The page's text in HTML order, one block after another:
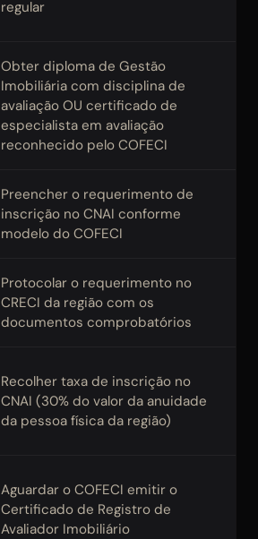
regular
Obter diploma de Gestão
Imobiliária com disciplina de
avaliação OU certificado de
especialista em avaliação
reconhecido pelo COFECI
Preencher o requerimento de
inscrição no CNAI conforme
modelo do COFECI
Protocolar o requerimento no
CRECI da região com os
documentos comprobatórios
Recolher taxa de inscrição no
CNAI (30% do valor da anuidade
da pessoa física da região)
Aguardar o COFECI emitir o
Certificado de Registro de
Avaliador Imobiliário